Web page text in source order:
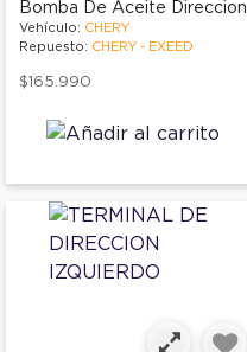
Bomba De Aceite Direccion
Vehículo: CHERY
Repuesto: CHERY - EXEED
$165.990